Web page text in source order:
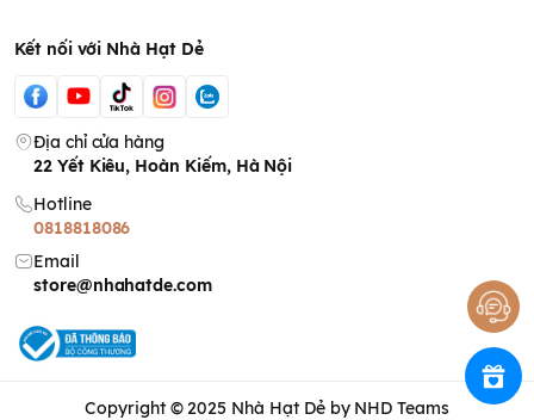
Kết nối với Nhà Hạt Dẻ
Địa chỉ cửa hàng
22 Yết Kiêu, Hoàn Kiếm, Hà Nội
Hotline
0818818086
Email
store@nhahatde.com
Copyright © 2025 Nhà Hạt Dẻ by NHD Teams